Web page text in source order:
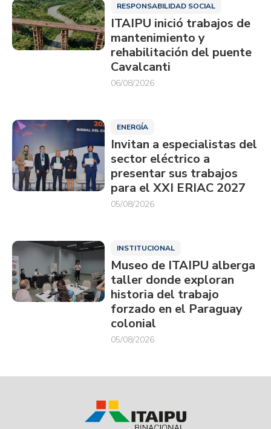
RESPONSABILIDAD SOCIAL
ITAIPU inició trabajos de
mantenimiento y
rehabilitación del puente
Cavalcanti
06/08/2026
ENERGÍA
Invitan a especialistas del
sector eléctrico a
presentar sus trabajos
para el XXI ERIAC 2027
05/08/2026
INSTITUCIONAL
Museo de ITAIPU alberga
taller donde exploran
historia del trabajo
forzado en el Paraguay
colonial
05/08/2026